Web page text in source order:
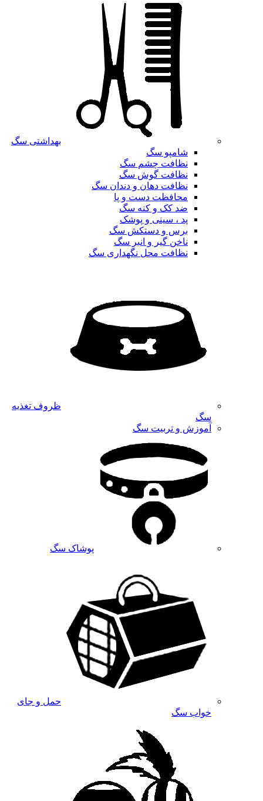
بهداشتی سگ
شامپو سگ
نظافت چشم سگ
نظافت گوش سگ
نظافت دهان و دندان سگ
محافظت دست و پا
ضد کک و کنه سگ
پد ، سینی و پوشک
برس و دستکش سگ
ناخن گیر و انبر سگ
نظافت محل نگهداری سگ
ظروف تغذیه
سگ
آموزش و تربیت سگ
پوشاک سگ
حمل و جای
خواب سگ